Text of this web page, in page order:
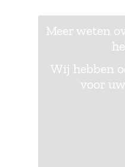
Meer weten
Wij hebben
voor